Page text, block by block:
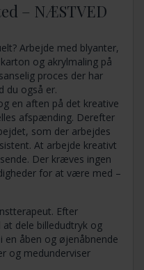
– NÆSTVED
Arbejde med blyanter,
og akrylmaling på
proces der har
du også er.
en aften på det kreative
afspænding. Derefter
som der arbejdes
At arbejde kreativt
Der kræves ingen
for at være med –
Efter
dele billedudtryk og
en åben og øjenåbnende
og medunderviser